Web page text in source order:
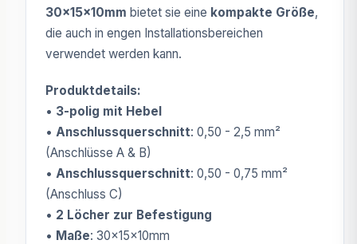
30x15x10mm bietet sie eine kompakte Größe,
die auch in engen Installationsbereichen
verwendet werden kann.
Produktdetails:
• 3-polig mit Hebel
• Anschlussquerschnitt: 0,50 - 2,5 mm²
(Anschlüsse A & B)
• Anschlussquerschnitt: 0,50 - 0,75 mm²
(Anschluss C)
• 2 Löcher zur Befestigung
• Maße: 30x15x10mm